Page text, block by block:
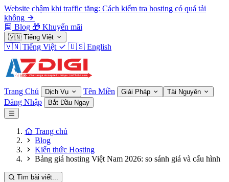
Website chậm khi traffic tăng: Cách kiểm tra hosting có quá tải
không
Blog 🎁 Khuyến mãi
🇻🇳 Tiếng Việt
🇻🇳 Tiếng Việt 🇺🇸 English
Trang Chủ Dịch Vụ Tên Miền Giải Pháp Tài Nguyên
Đăng Nhập Bắt Đầu Ngay
Trang chủ
Blog
Kiến thức Hosting
Bảng giá hosting Việt Nam 2026: so sánh giá và cấu hình
Tìm bài viết...